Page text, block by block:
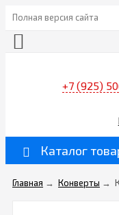
Полная версия сайта
+7 (925)
Каталог
Главная → Конверты →